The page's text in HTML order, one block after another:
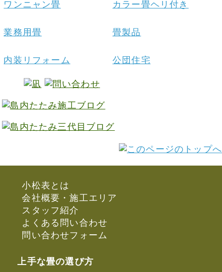
ワンニャン畳 カラー畳ヘリ付き
業務用畳 畳製品
内装リフォーム 公団住宅
小松表とは
会社概要・施工エリア
スタッフ紹介
よくある問い合わせ
問い合わせフォーム
上手な畳の選び方